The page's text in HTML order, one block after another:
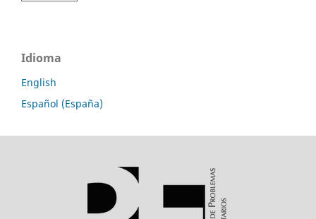
Idioma
English
Español (España)